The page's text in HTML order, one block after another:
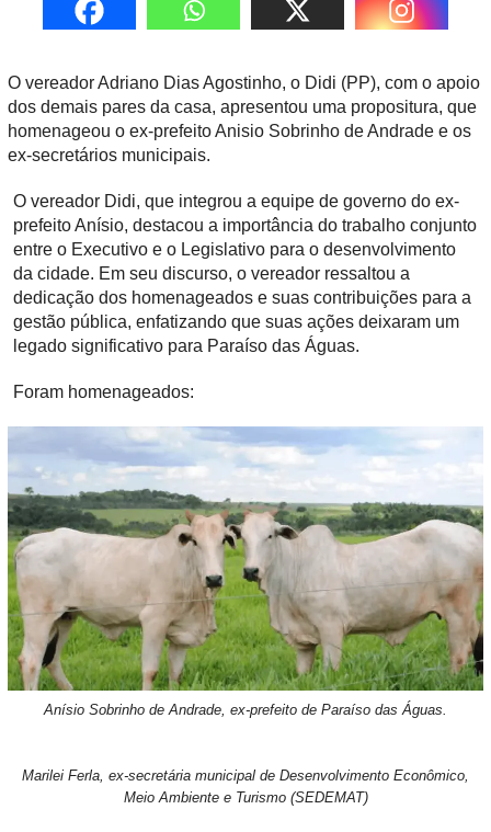
O vereador Adriano Dias Agostinho, o Didi (PP), com o apoio
dos demais pares da casa, apresentou uma propositura, que
homenageou o ex-prefeito Anisio Sobrinho de Andrade e os
ex-secretários municipais.
O vereador Didi, que integrou a equipe de governo do ex-
prefeito Anísio, destacou a importância do trabalho conjunto
entre o Executivo e o Legislativo para o desenvolvimento
da cidade. Em seu discurso, o vereador ressaltou a
dedicação dos homenageados e suas contribuições para a
gestão pública, enfatizando que suas ações deixaram um
legado significativo para Paraíso das Águas.
Foram homenageados:
Anísio Sobrinho de Andrade, ex-prefeito de Paraíso das Águas.
Marilei Ferla, ex-secretária municipal de Desenvolvimento Econômico,
Meio Ambiente e Turismo (SEDEMAT)